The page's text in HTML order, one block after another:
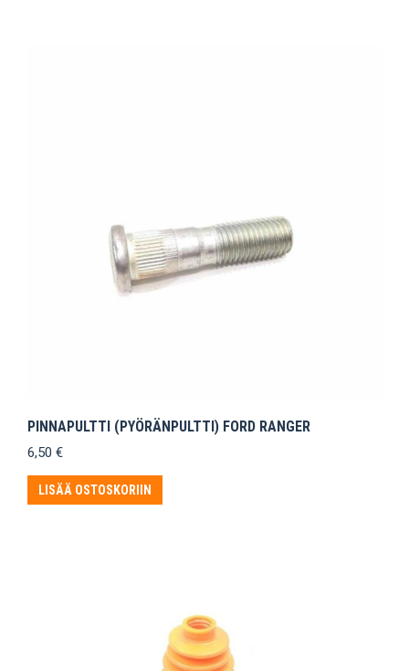
PINNAPULTTI (PYÖRÄNPULTTI) FORD RANGER
6,50 €
LISÄÄ OSTOSKORIIN